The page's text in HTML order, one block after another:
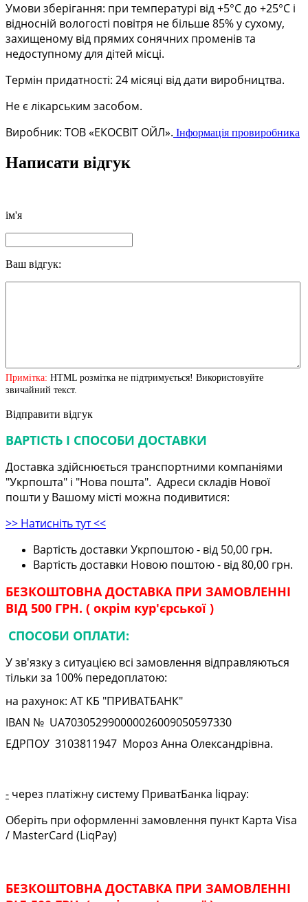
Умови зберігання: при температурі від +5°С до +25°С і
відносній вологості повітря не більше 85% у сухому,
захищеному від прямих сонячних променів та
недоступному для дітей місці.
Термін придатності: 24 місяці від дати виробництва.
Не є лікарським засобом.
Виробник: ТОВ «ЕКОСВІТ ОЙЛ». Інформація провиробника
Написати відгук
ім'я
Ваш відгук:
Примітка: HTML розмітка не підтримується! Використовуйте
звичайний текст.
Відправити відгук
ВАРТІСТЬ І СПОСОБИ ДОСТАВКИ
Доставка здійснюється транспортними компаніями
"Укрпошта" і "Нова пошта". Адреси складів Нової
пошти у Вашому місті можна подивитися:
>> Натисніть тут <<
Вартість доставки Укрпоштою - від 50,00 грн.
Вартість доставки Новою поштою - від 80,00 грн.
БЕЗКОШТОВНА ДОСТАВКА ПРИ ЗАМОВЛЕННІ
ВІД 500 ГРН. ( окрім кур'єрської )
СПОСОБИ ОПЛАТИ:
У зв'язку з ситуацією всі замовлення відправляються
тільки за 100% передоплатою:
на рахунок: АТ КБ "ПРИВАТБАНК"
IBAN № UA703052990000026009050597330
ЕДРПОУ 3103811947 Мороз Анна Олександрівна.
- через платіжну систему ПриватБанка liqpay:
Оберіть при оформленні замовлення пункт Карта Visa
/ MasterCard (LiqPay)
БЕЗКОШТОВНА ДОСТАВКА ПРИ ЗАМОВЛЕННІ